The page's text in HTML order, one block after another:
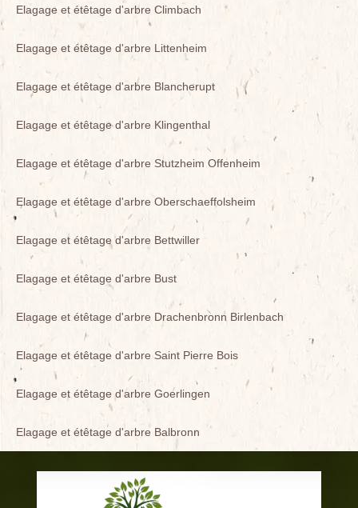
Elagage et étêtage d'arbre Climbach
Elagage et étêtage d'arbre Littenheim
Elagage et étêtage d'arbre Blancherupt
Elagage et étêtage d'arbre Klingenthal
Elagage et étêtage d'arbre Stutzheim Offenheim
Elagage et étêtage d'arbre Oberschaeffolsheim
Elagage et étêtage d'arbre Bettwiller
Elagage et étêtage d'arbre Bust
Elagage et étêtage d'arbre Drachenbronn Birlenbach
Elagage et étêtage d'arbre Saint Pierre Bois
Elagage et étêtage d'arbre Goerlingen
Elagage et étêtage d'arbre Balbronn